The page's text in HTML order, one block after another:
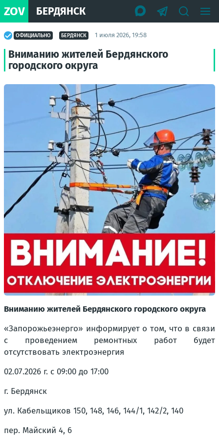
ZOV БЕРДЯНСК
ОФИЦИАЛЬНО БЕРДЯНСК 1 июля 2026, 19:58
Вниманию жителей Бердянского
городского округа
Вниманию жителей Бердянского городского округа
«Запорожьеэнерго» информирует о том, что в связи
с проведением ремонтных работ будет
отсутствовать электроэнергия
02.07.2026 г. с 09:00 до 17:00
г. Бердянск
ул. Кабельщиков 150, 148, 146, 144/1, 142/2, 140
пер. Майский 4, 6